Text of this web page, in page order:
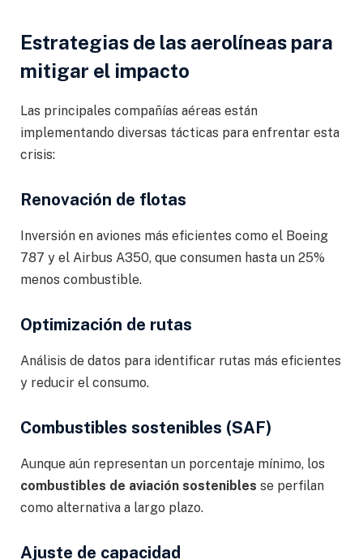
Estrategias de las aerolíneas para
mitigar el impacto
Las principales compañías aéreas están
implementando diversas tácticas para enfrentar esta
crisis:
Renovación de flotas
Inversión en aviones más eficientes como el Boeing
787 y el Airbus A350, que consumen hasta un 25%
menos combustible.
Optimización de rutas
Análisis de datos para identificar rutas más eficientes
y reducir el consumo.
Combustibles sostenibles (SAF)
Aunque aún representan un porcentaje mínimo, los
combustibles de aviación sostenibles se perfilan
como alternativa a largo plazo.
Ajuste de capacidad